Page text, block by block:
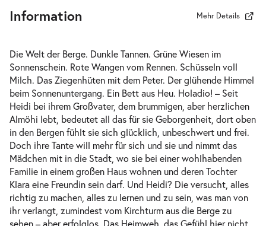
Heidi-
Fr.
14.05.2027
Fr. 14.05.2027
16:00–17:00 Uhr
Tickets
Heidi -
Do.
10.06.2027
Do. 10.06.2027
10:30–11:30 Uhr
Tickets
Information Mehr Details
Die Welt der Berge. Dunkle Tannen. Grüne Wiesen im
Sonnenschein. Rote Wangen vom Rennen. Schüsseln voll
Milch. Das Ziegenhüten mit dem Peter. Der glühende Himmel
beim Sonnenuntergang. Ein Bett aus Heu. Holadio! – Seit
Heidi bei ihrem Großvater, dem brummigen, aber herzlichen
Almöhi lebt, bedeutet all das für sie Geborgenheit, dort oben
in den Bergen fühlt sie sich glücklich, unbeschwert und frei.
Doch ihre Tante will mehr für sich und sie und nimmt das
Mädchen mit in die Stadt, wo sie bei einer wohlhabenden
Familie in einem großen Haus wohnen und deren Tochter
Klara eine Freundin sein darf. Und Heidi? Die versucht, alles
richtig zu machen, alles zu lernen und zu sein, was man von
ihr verlangt, zumindest vom Kirchturm aus die Berge zu
sehen – aber erfolglos. Das Heimweh, das Gefühl hier nicht